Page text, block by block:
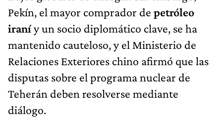
Pekín, el mayor comprador de petróleo
iraníy un socio diplomático clave, se ha
mantenido cauteloso, y el Ministerio de
Relaciones Exteriores chino afirmó que las
disputas sobre el programa nuclear de
Teherán deben resolverse mediante
diálogo.